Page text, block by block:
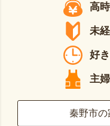
高
未
好
主
秦野市の